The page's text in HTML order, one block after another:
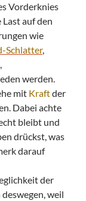
Vorderknies
auf den
wie
Schlatter,
,
werden.
mit Kraftder
Dabei achte
bleibt und
drückst, was
darauf
der
weil